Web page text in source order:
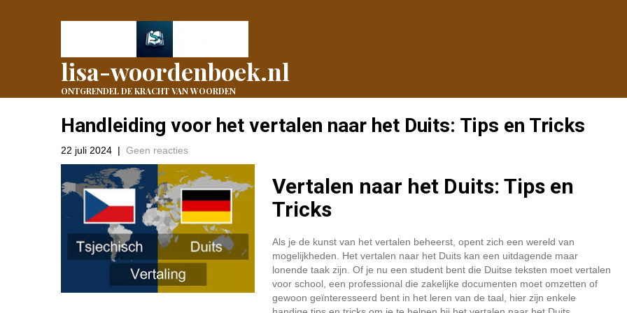
lisa-woordenboek.nl
ONTGRENDEL DE KRACHT VAN WOORDEN
Handleiding voor het vertalen naar het Duits: Tips en Tricks
22 juli 2024 | Geen reacties
Vertalen naar het Duits: Tips en
Tricks
Als je de kunst van het vertalen beheerst, opent zich een wereld van
mogelijkheden. Het vertalen naar het Duits kan een uitdagende maar
lonende taak zijn. Of je nu een student bent die Duitse teksten moet vertalen
voor school, een professional die zakelijke documenten moet omzetten of
gewoon geïnteresseerd bent in het leren van de taal, hier zijn enkele